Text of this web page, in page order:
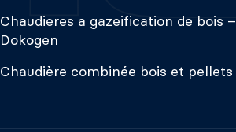
Chaudieres a gazeification de bois –
Dokogen
Chaudière combinée bois et pellets